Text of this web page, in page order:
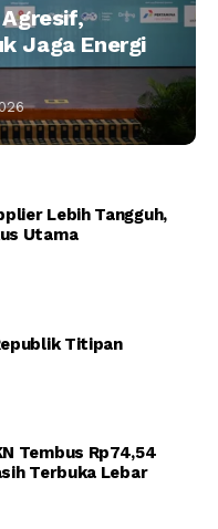
Jaga Energi
Lebih Tangguh,
Utama
Titipan
Tembus Rp74,54
Terbuka Lebar